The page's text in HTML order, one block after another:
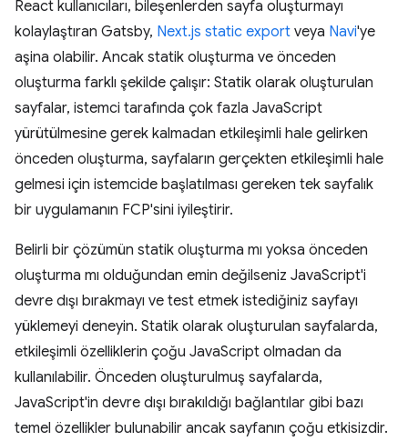
React kullanıcıları, bileşenlerden sayfa oluşturmayı
kolaylaştıran Gatsby, Next.js static export veya Navi'ye
aşina olabilir. Ancak statik oluşturma ve önceden
oluşturma farklı şekilde çalışır: Statik olarak oluşturulan
sayfalar, istemci tarafında çok fazla JavaScript
yürütülmesine gerek kalmadan etkileşimli hale gelirken
önceden oluşturma, sayfaların gerçekten etkileşimli hale
gelmesi için istemcide başlatılması gereken tek sayfalık
bir uygulamanın FCP'sini iyileştirir.
Belirli bir çözümün statik oluşturma mı yoksa önceden
oluşturma mı olduğundan emin değilseniz JavaScript'i
devre dışı bırakmayı ve test etmek istediğiniz sayfayı
yüklemeyi deneyin. Statik olarak oluşturulan sayfalarda,
etkileşimli özelliklerin çoğu JavaScript olmadan da
kullanılabilir. Önceden oluşturulmuş sayfalarda,
JavaScript'in devre dışı bırakıldığı bağlantılar gibi bazı
temel özellikler bulunabilir ancak sayfanın çoğu etkisizdir.